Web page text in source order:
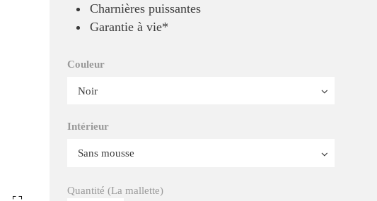
Charnières puissantes
Garantie à vie*
Couleur
Intérieur
Quantité (La mallette)